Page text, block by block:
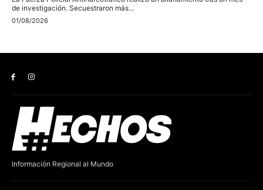
Información Regional al Mundo